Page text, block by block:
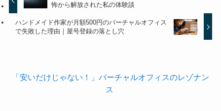
怖から解放された私の体験談
ハンドメイド作家が月額500円のバーチャルオフィス
で失敗した理由｜屋号登録の落とし穴
「安いだけじゃない！」バーチャルオフィスのレゾナン
ス